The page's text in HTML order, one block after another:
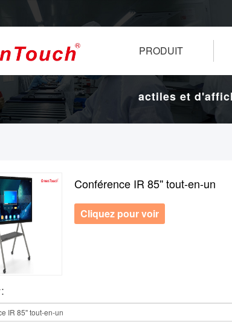
PRODUIT
ans d'usine d'écrans tactiles et
Conférence IR 85'' tout-en-un
Cliquez pour voir